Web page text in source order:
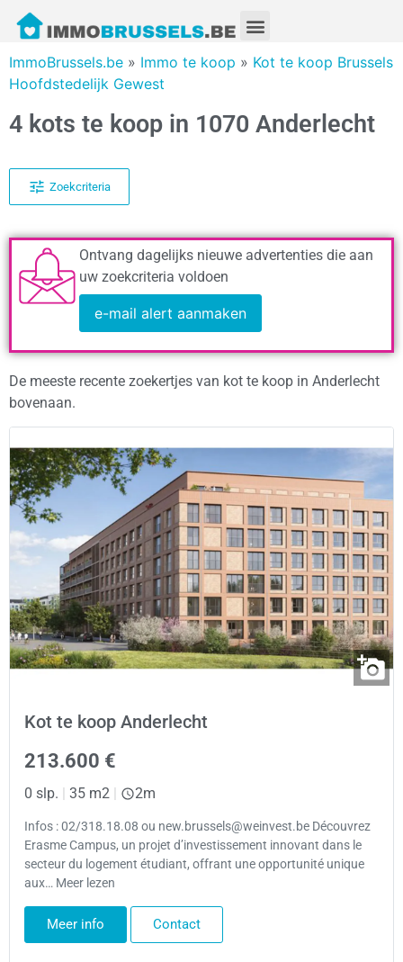
ImmoBrussels.be » Immo te koop » Kot te koop Brussels
Hoofdstedelijk Gewest
4 kots te koop in 1070 Anderlecht
Zoekcriteria
Ontvang dagelijks nieuwe advertenties die aan
uw zoekcriteria voldoen
e-mail alert aanmaken
De meeste recente zoekertjes van kot te koop in Anderlecht
bovenaan.
Kot te koop Anderlecht
213.600 €
0 slp. | 35 m2 | 2m
Infos : 02/318.18.08 ou new.brussels@weinvest.be Découvrez
Erasme Campus, un projet d’investissement innovant dans le
secteur du logement étudiant, offrant une opportunité unique
aux… Meer lezen
Meer info Contact